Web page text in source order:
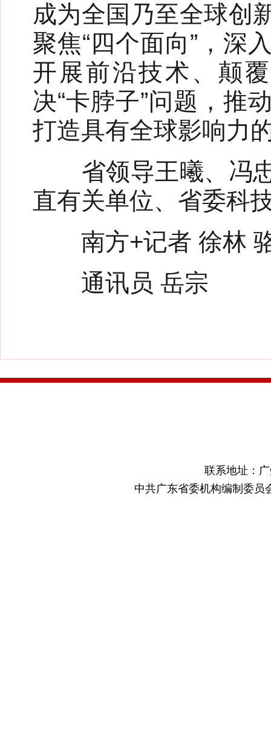
成为全国乃至全球创
聚焦“四个面向”，深
开展前沿技术、颠
决“卡脖子”问题，推
打造具有全球影响力
省领导王曦、冯忠
直有关单位、省委科
南方+记者 徐林
通讯员 岳宗
联系地址：
中共广东省委机构编制委